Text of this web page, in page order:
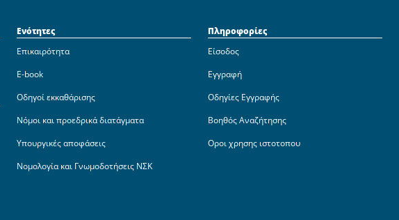
Ενότητες
Επικαιρότητα
E-book
Οδηγοί εκκαθάρισης
Νόμοι και προεδρικά διατάγματα
Υπουργικές αποφάσεις
Νομολογία και Γνωμοδοτήσεις ΝΣΚ
Πληροφορίες
Είσοδος
Εγγραφή
Οδηγίες Εγγραφής
Βοηθός Αναζήτησης
Οροι χρησης ιστοτοπου